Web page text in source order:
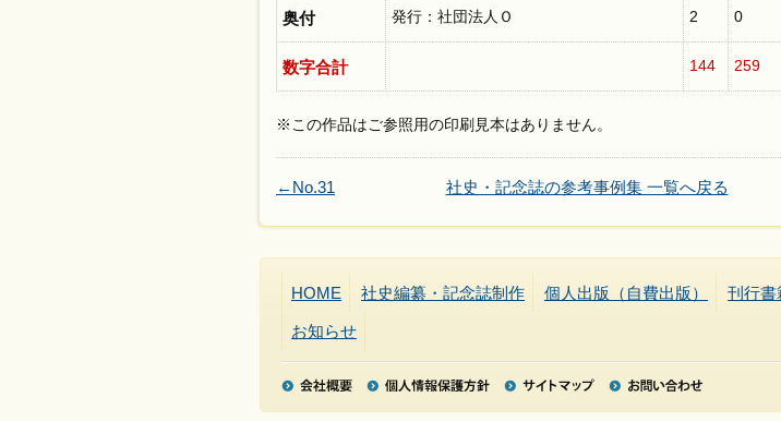
奥付 発行：社団法人Ｏ 2 0
数字合計 144 259
※この作品はご参照用の印刷見本はありません。
←No.31 社史・記念誌の参考事例集 一覧へ戻る
HOME 社史編纂・記念誌制作 個人出版（自費出版） 刊行書
お知らせ